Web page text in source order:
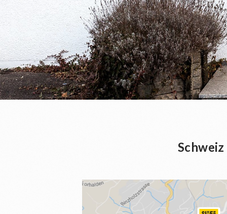
Schweiz